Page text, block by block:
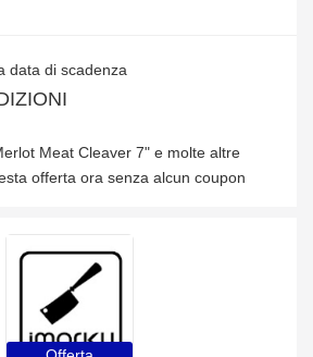
data di scadenza
Meat Cleaver 7" e molte altre
offerta ora senza alcun coupon